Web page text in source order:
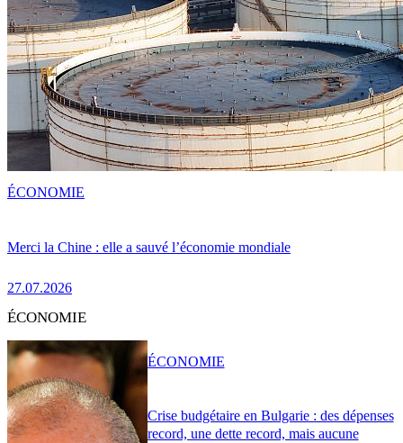
Merci la Chine : elle a sauvé l’économie mondiale
27.07.2026
ÉCONOMIE
ÉCONOMIE
Crise budgétaire en Bulgarie : des dépenses
record, une dette record, mais aucune
ÉCONOMIE